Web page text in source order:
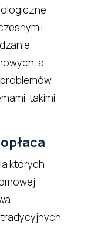
i
a
takimi
których